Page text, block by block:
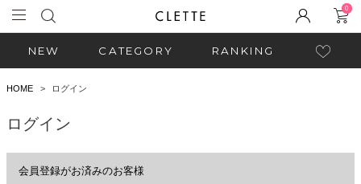
0
NEW CATEGORY RANKING
HOME ログイン
ログイン
会員登録がお済みのお客様